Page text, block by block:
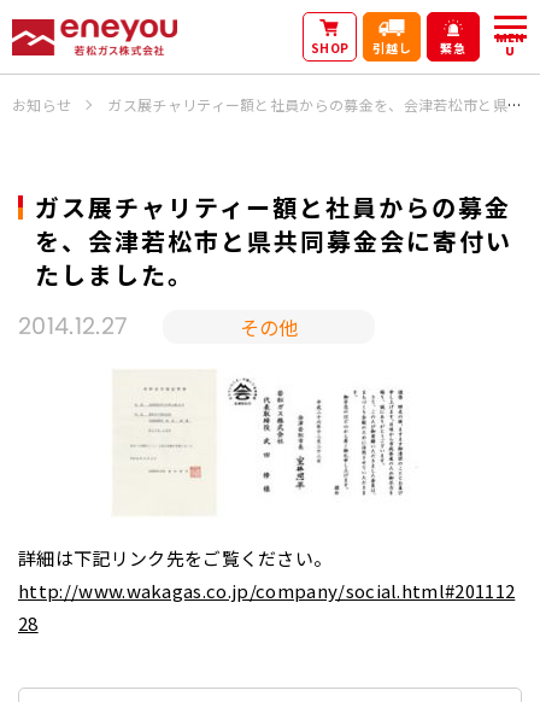
SHOP 引越し 緊急
MEN
U
お知らせ ガス展チャリティー額と社員からの募金を、会津若松市と県共同募金会に寄付いたしました。
2014.12.27 その他
ガス展チャリティー額と社員からの募金
を、会津若松市と県共同募金会に寄付い
たしました。
詳細は下記リンク先をご覧ください。
http://www.wakagas.co.jp/company/social.html#201112
28